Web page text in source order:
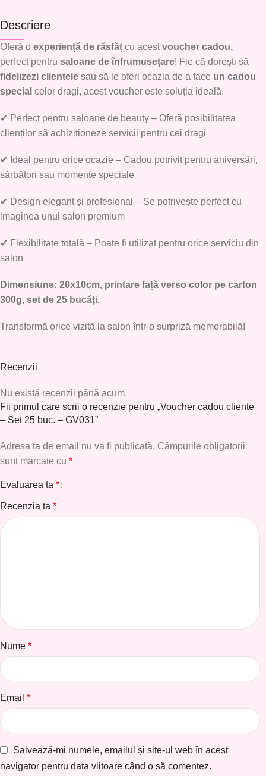
Descriere
Oferă o experiență de răsfăț cu acestvoucher cadou,
perfect pentru saloane de înfrumusețare! Fie că dorești să
fidelizezi clientele sau să le oferi ocazia de a face un cadou
special celor dragi, acest voucher este soluția ideală.
✔ Perfect pentru saloane de beauty – Oferă posibilitatea
clienților să achiziționeze servicii pentru cei dragi
✔ Ideal pentru orice ocazie – Cadou potrivit pentru aniversări,
sărbători sau momente speciale
✔ Design elegant și profesional – Se potrivește perfect cu
imaginea unui salon premium
✔ Flexibilitate totală – Poate fi utilizat pentru orice serviciu din
salon
Dimensiune: 20x10cm, printare față verso color pe carton
300g, set de 25 bucăți.
Transformă orice vizită la salon într-o surpriză memorabilă!
Recenzii
Nu există recenzii până acum.
Fii primul care scrii o recenzie pentru „Voucher cadou cliente
– Set 25 buc. – GV031”
Adresa ta de email nu va fi publicată. Câmpurile obligatorii
sunt marcate cu *
Evaluarea ta *
Recenzia ta *
Nume *
Email *
Salvează-mi numele, emailul și site-ul web în acest
navigator pentru data viitoare când o să comentez.